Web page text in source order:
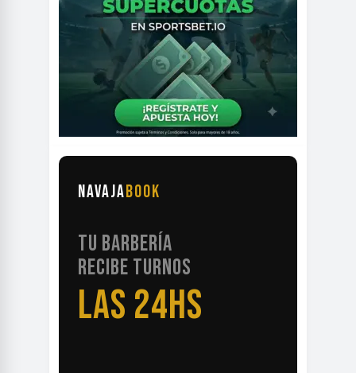
NAVAJABOOK
TU BARBERÍA
RECIBE TURNOS
LAS 24HS